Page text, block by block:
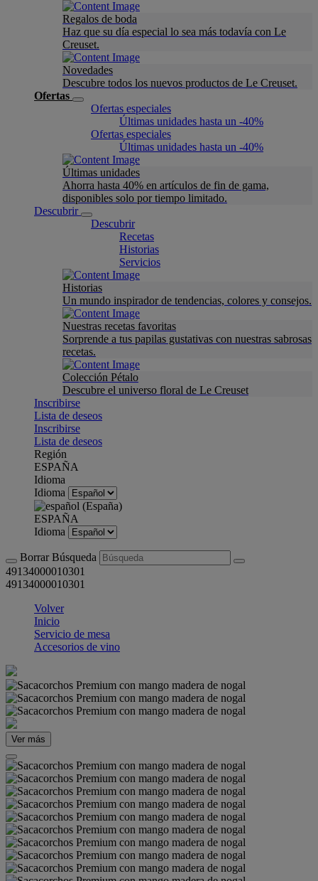
Regalos de boda
Haz que su día especial lo sea más todavía con Le
Creuset.
Novedades
Descubre todos los nuevos productos de Le Creuset.
Ofertas
Ofertas especiales
Últimas unidades hasta un -40%
Ofertas especiales
Últimas unidades hasta un -40%
Últimas unidades
Ahorra hasta 40% en artículos de fin de gama,
disponibles solo por tiempo limitado.
Descubrir
Descubrir
Recetas
Historias
Servicios
Historias
Un mundo inspirador de tendencias, colores y consejos.
Nuestras recetas favoritas
Sorprende a tus papilas gustativas con nuestras sabrosas
recetas.
Colección Pétalo
Descubre el universo floral de Le Creuset
Inscribirse
Lista de deseos
Inscribirse
Lista de deseos
Región
ESPAÑA
Idioma
Idioma
ESPAÑA
Idioma
Borrar Búsqueda
49134000010301
49134000010301
Volver
Inicio
Servicio de mesa
Accesorios de vino
Ver más